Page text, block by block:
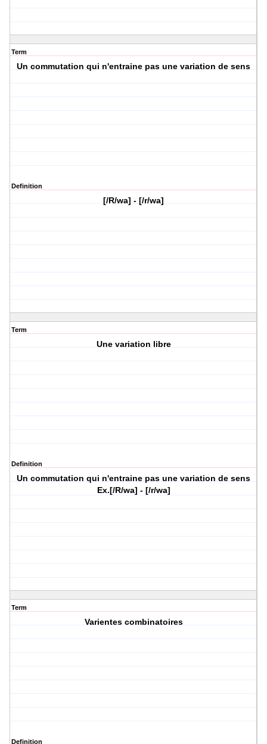
Term
Un commutation qui n'entraine pas une variation de sens
Definition
[/R/wa] - [/r/wa]
Term
Une variation libre
Definition
Un commutation qui n'entraine pas une variation de sens
Ex.[/R/wa] - [/r/wa]
Term
Varientes combinatoires
Definition